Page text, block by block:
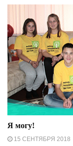
Я могу!
15 СЕНТЯБРЯ 2018